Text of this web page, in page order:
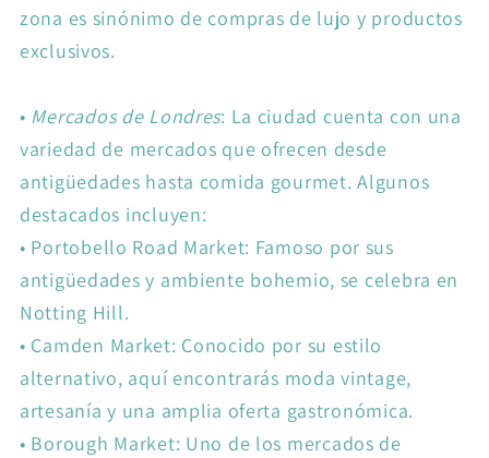
zona es sinónimo de compras de lujo y productos
exclusivos.
• Mercados de Londres: La ciudad cuenta con una
variedad de mercados que ofrecen desde
antigüedades hasta comida gourmet. Algunos
destacados incluyen:
• Portobello Road Market: Famoso por sus
antigüedades y ambiente bohemio, se celebra en
Notting Hill.
• Camden Market: Conocido por su estilo
alternativo, aquí encontrarás moda vintage,
artesanía y una amplia oferta gastronómica.
• Borough Market: Uno de los mercados de